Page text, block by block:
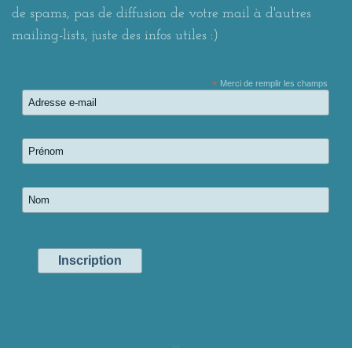
de spams, pas de diffusion de votre mail à d'autres
mailing-lists, juste des infos utiles :)
* Merci de remplir les champs